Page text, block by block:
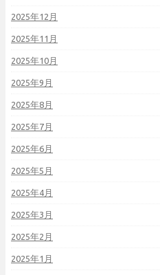
2025年12月
2025年11月
2025年10月
2025年9月
2025年8月
2025年7月
2025年6月
2025年5月
2025年4月
2025年3月
2025年2月
2025年1月